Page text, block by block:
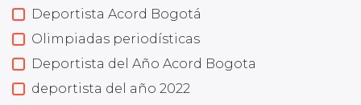
Deportista Acord Bogotá
Olimpiadas periodísticas
Deportista del Año Acord Bogota
deportista del año 2022